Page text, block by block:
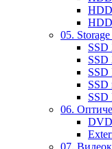
05.
SSD
SSD
SSD
SSD
06.
07.